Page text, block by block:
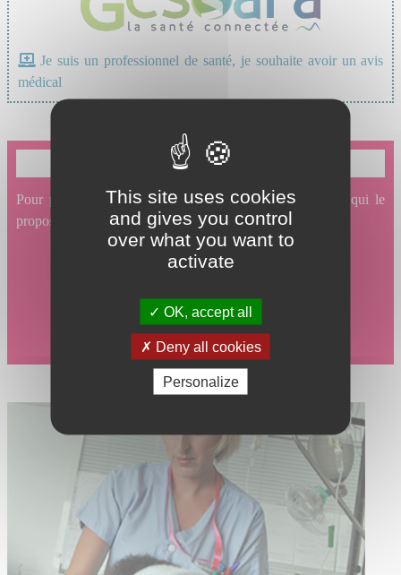
Je suis un professionnel de santé, je souhaite avoir un avis
médical
Je souhaite prendre un rendez-vous en ligne
Pour prendre un rendez-vous en ligne avec un service qui le
propose, cliquez ici.
This site uses cookies
and gives you control
over what you want to
activate
OK, accept all
Deny all cookies
Personalize